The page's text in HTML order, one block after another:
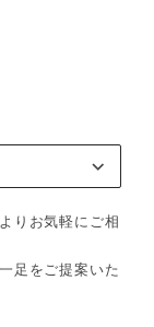
りお気軽にご相
足をご提案いた